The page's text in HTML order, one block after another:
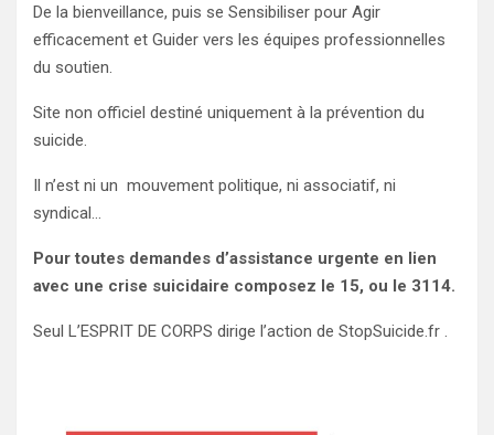
De la bienveillance, puis se Sensibiliser pour Agir
efficacement et Guider vers les équipes professionnelles
du soutien.
Site non officiel destiné uniquement à la prévention du
suicide.
Il n’est ni un mouvement politique, ni associatif, ni
syndical…
Pour toutes demandes d’assistance urgente en lien
avec une crise suicidaire composez le 15, ou le 3114.
Seul L’ESPRIT DE CORPS dirige l’action de StopSuicide.fr .